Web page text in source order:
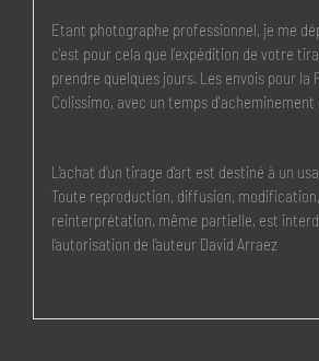
Etant photographe professionnel, je me
c'est pour cela que l'expédition de votre
prendre quelques jours. Les envois pour la
Colissimo, avec un temps d'acheminement
L’achat d’un tirage d’art est destiné à un
Toute reproduction, diffusion,
reinterprétation, même partielle, est
l’autorisation de l’auteur David Arraez